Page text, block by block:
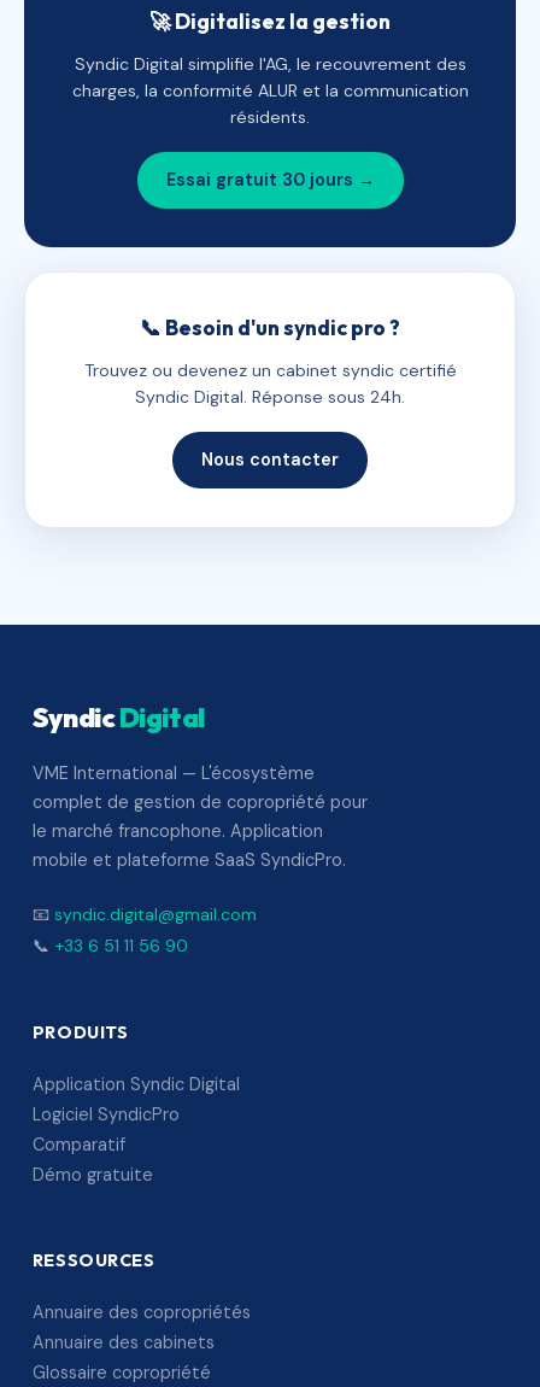
🚀 Digitalisez la gestion
Syndic Digital simplifie l'AG, le recouvrement des
charges, la conformité ALUR et la communication
résidents.
Essai gratuit 30 jours →
📞 Besoin d'un syndic pro ?
Trouvez ou devenez un cabinet syndic certifié
Syndic Digital. Réponse sous 24h.
Nous contacter
SyndicDigital
VME International — L'écosystème
complet de gestion de copropriété pour
le marché francophone. Application
mobile et plateforme SaaS SyndicPro.
📧 syndic.digital@gmail.com
📞 +33 6 51 11 56 90
PRODUITS
Application Syndic Digital
Logiciel SyndicPro
Comparatif
Démo gratuite
RESSOURCES
Annuaire des copropriétés
Annuaire des cabinets
Glossaire copropriété